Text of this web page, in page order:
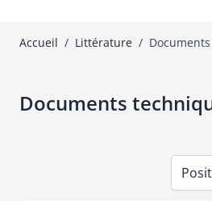
Accueil / Littérature /
Documents